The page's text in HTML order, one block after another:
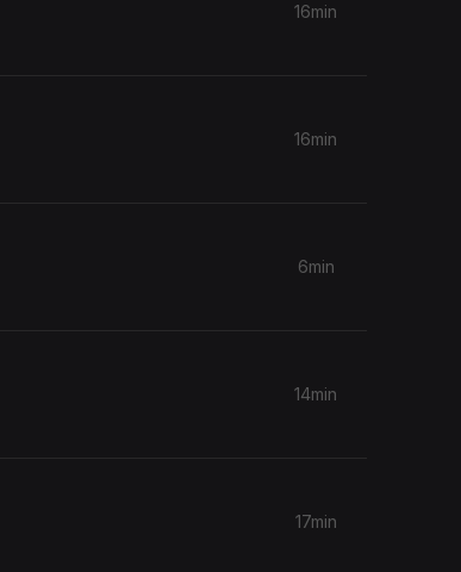
16min
16min
6min
14min
17min